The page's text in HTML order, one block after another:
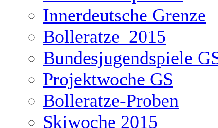
Innerdeutsche Grenze
Bolleratze_2015
Bundesjugendspiele
Projektwoche GS
Bolleratze-Proben
Skiwoche 2015